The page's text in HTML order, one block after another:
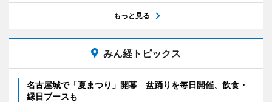
もっと見る
みん経トピックス
名古屋城で「夏まつり」開幕 盆踊りを毎日開催、飲食・
縁日ブースも